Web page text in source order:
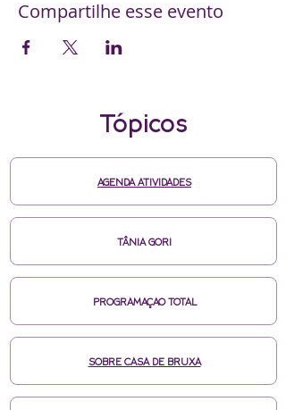
Compartilhe esse evento
Tópicos
AGENDA ATIVIDADES
TÂNIA GORI
PROGRAMAÇAO TOTAL
SOBRE CASA DE BRUXA